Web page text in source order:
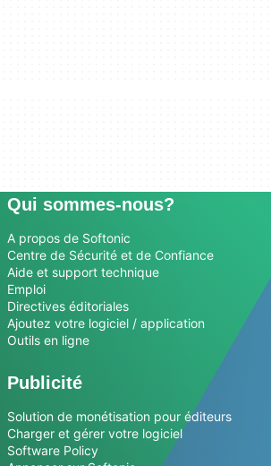
Qui sommes-nous?
A propos de Softonic
Centre de Sécurité et de Confiance
Aide et support technique
Emploi
Directives éditoriales
Ajoutez votre logiciel / application
Outils en ligne
Publicité
Solution de monétisation pour éditeurs
Charger et gérer votre logiciel
Software Policy